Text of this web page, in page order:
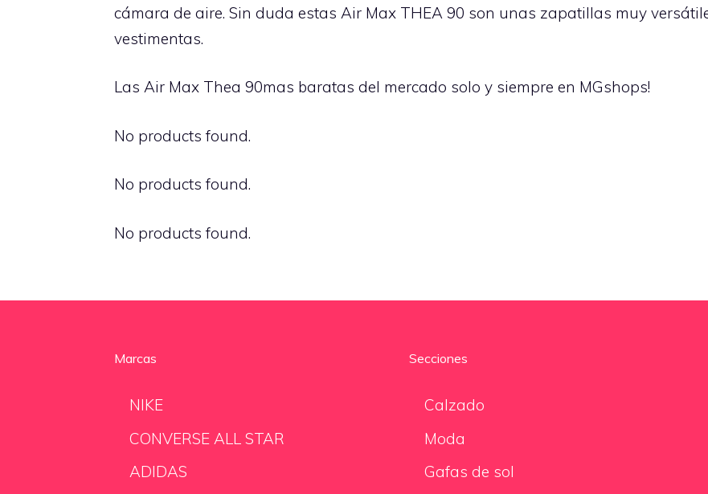
cámara de aire. Sin duda estas Air Max THEA 90 son unas zapatillas muy
vestimentas.
Las Air Max Thea 90mas baratas del mercado solo y siempre en MGshops!
No products found.
No products found.
No products found.
Marcas
NIKE
CONVERSE ALL STAR
ADIDAS
Secciones
Calzado
Moda
Gafas de sol